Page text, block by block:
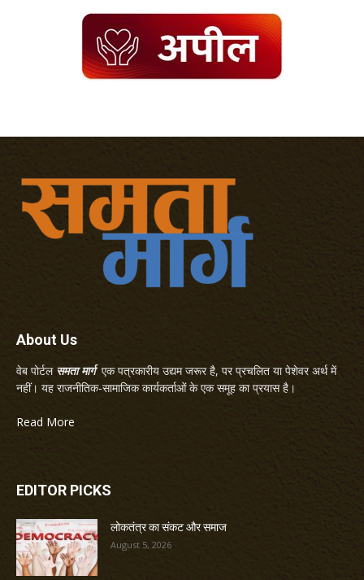
About Us
वेब पोर्टल समता मार्गएक पत्रकारीय उद्यम जरूर है, पर प्रचलित या पेशेवर अर्थ में
नहीं। यह राजनीतिक-सामाजिक कार्यकर्ताओं के एक समूह का प्रयास है।
Read More
EDITOR PICKS
लोकतंत्र का संकट और समाज
August 5, 2026